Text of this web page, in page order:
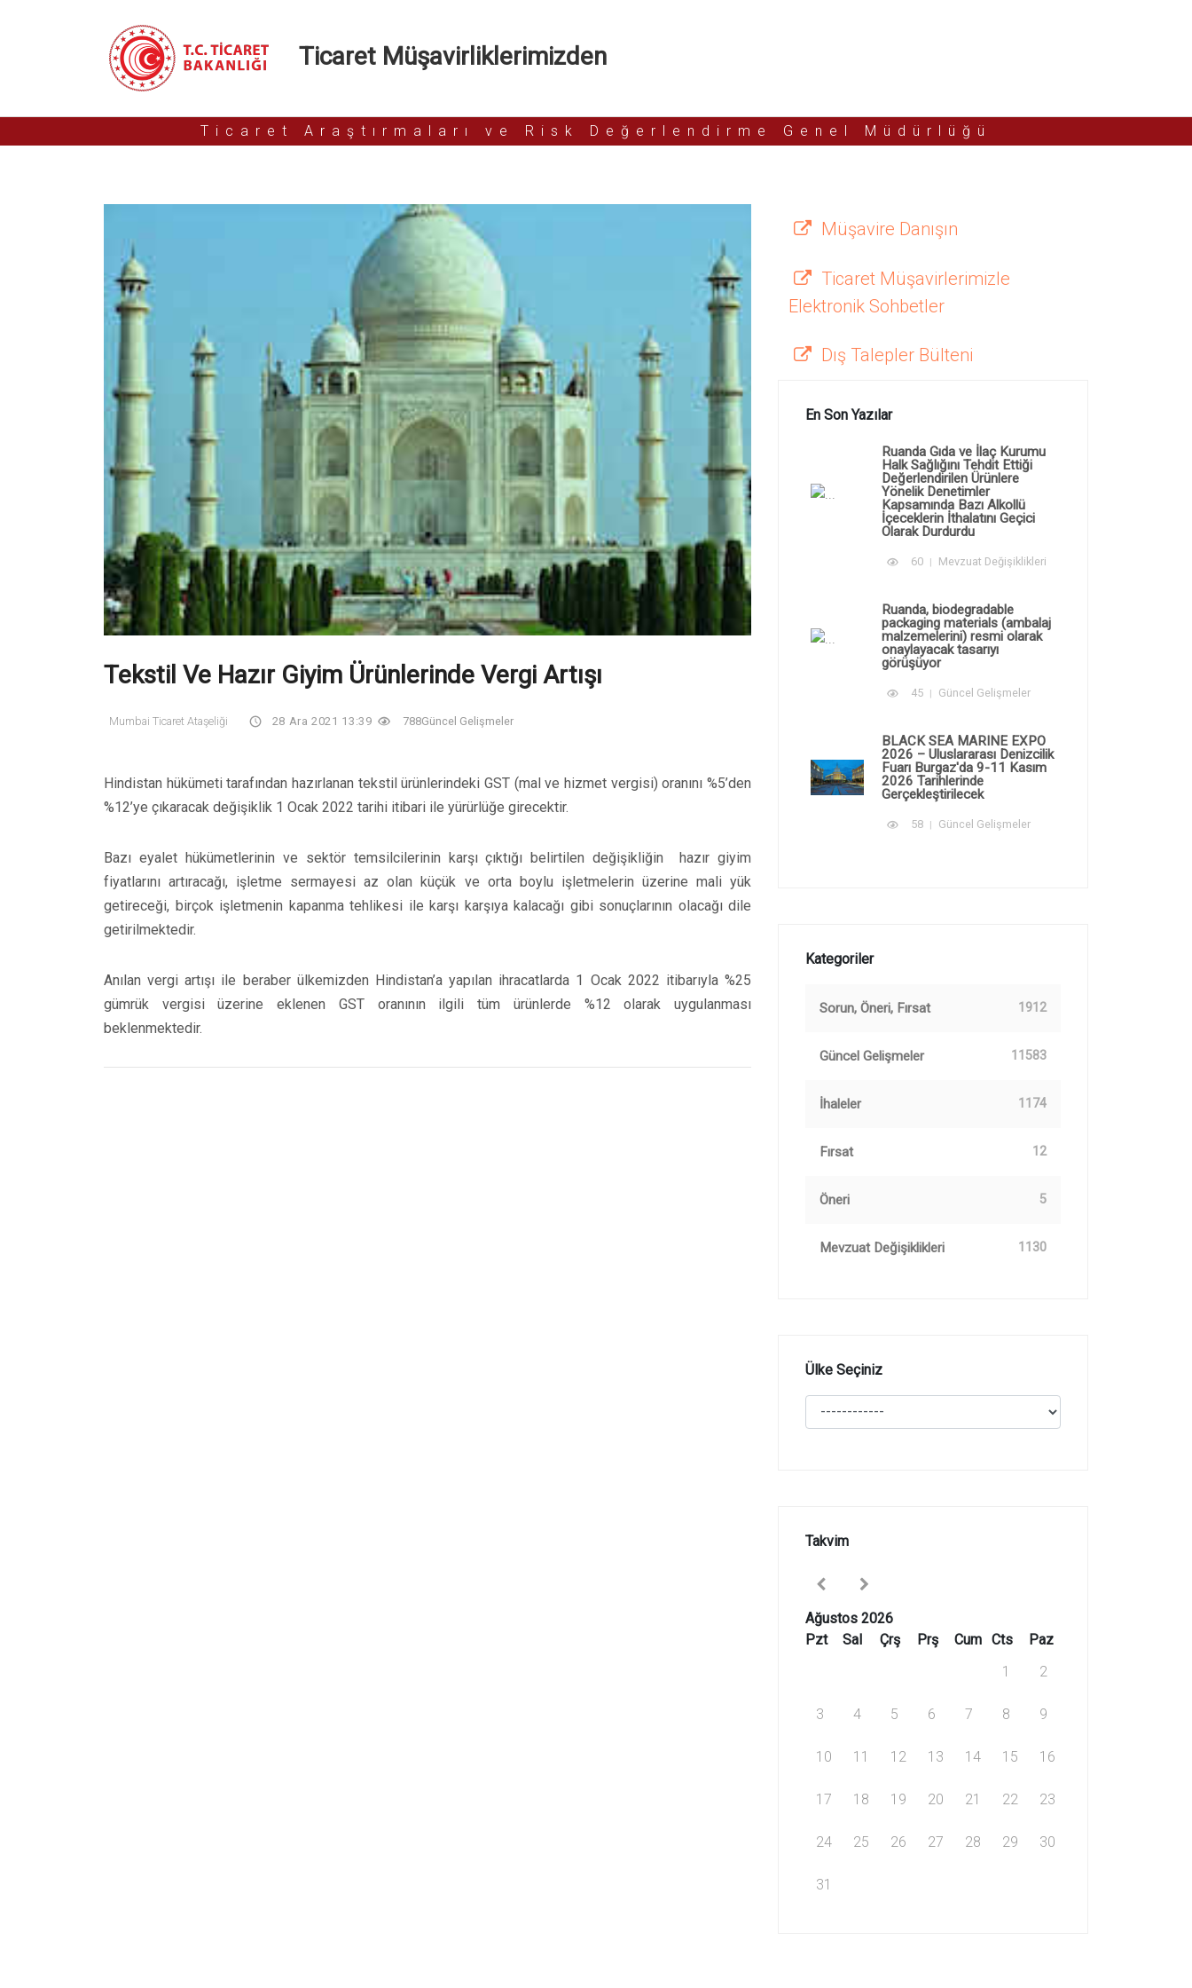
Ticaret Müşavirliklerimizden
Ticaret Araştırmaları ve Risk Değerlendirme Genel Müdürlüğü
Tekstil Ve Hazır Giyim Ürünlerinde Vergi Artışı
Mumbai Ticaret Ataşeliği 28 Ara 2021 13:39 788Güncel Gelişmeler
Hindistan hükümeti tarafından hazırlanan tekstil ürünlerindeki GST (mal ve hizmet vergisi) oranını %5’den
%12’ye çıkaracak değişiklik 1 Ocak 2022 tarihi itibari ile yürürlüğe girecektir.
Bazı eyalet hükümetlerinin ve sektör temsilcilerinin karşı çıktığı belirtilen değişikliğin hazır giyim
fiyatlarını artıracağı, işletme sermayesi az olan küçük ve orta boylu işletmelerin üzerine mali yük
getireceği, birçok işletmenin kapanma tehlikesi ile karşı karşıya kalacağı gibi sonuçlarının olacağı dile
getirilmektedir.
Anılan vergi artışı ile beraber ülkemizden Hindistan’a yapılan ihracatlarda 1 Ocak 2022 itibarıyla %25
gümrük vergisi üzerine eklenen GST oranının ilgili tüm ürünlerde %12 olarak uygulanması
beklenmektedir.
Müşavire Danışın
Ticaret Müşavirlerimizle
Elektronik Sohbetler
Dış Talepler Bülteni
En Son Yazılar
Ruanda Gıda ve İlaç Kurumu
Halk Sağlığını Tehdit Ettiği
Değerlendirilen Ürünlere
Yönelik Denetimler
Kapsamında Bazı Alkollü
İçeceklerin İthalatını Geçici
Olarak Durdurdu
60 Mevzuat Değişiklikleri
Ruanda, biodegradable
packaging materials (ambalaj
malzemelerini) resmi olarak
onaylayacak tasarıyı
görüşüyor
45 Güncel Gelişmeler
BLACK SEA MARINE EXPO
2026 – Uluslararası Denizcilik
Fuarı Burgaz'da 9-11 Kasım
2026 Tarihlerinde
Gerçekleştirilecek
58 Güncel Gelişmeler
Kategoriler
Sorun, Öneri, Fırsat 1912
Güncel Gelişmeler 11583
İhaleler 1174
Fırsat 12
Öneri 5
Mevzuat Değişiklikleri 1130
Ülke Seçiniz
Takvim
Ağustos 2026
Pzt
Sal Çrş Prş Cum Cts
Paz
1
2
3 4 5 6 7 8 9
10 11 12 13 14 15 16
17 18 19 20 21 22 23
24 25 26 27 28 29 30
31